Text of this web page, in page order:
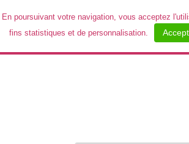
MENU
En poursuivant votre navigation, vous acceptez
fins statistiques et de personnalisation.